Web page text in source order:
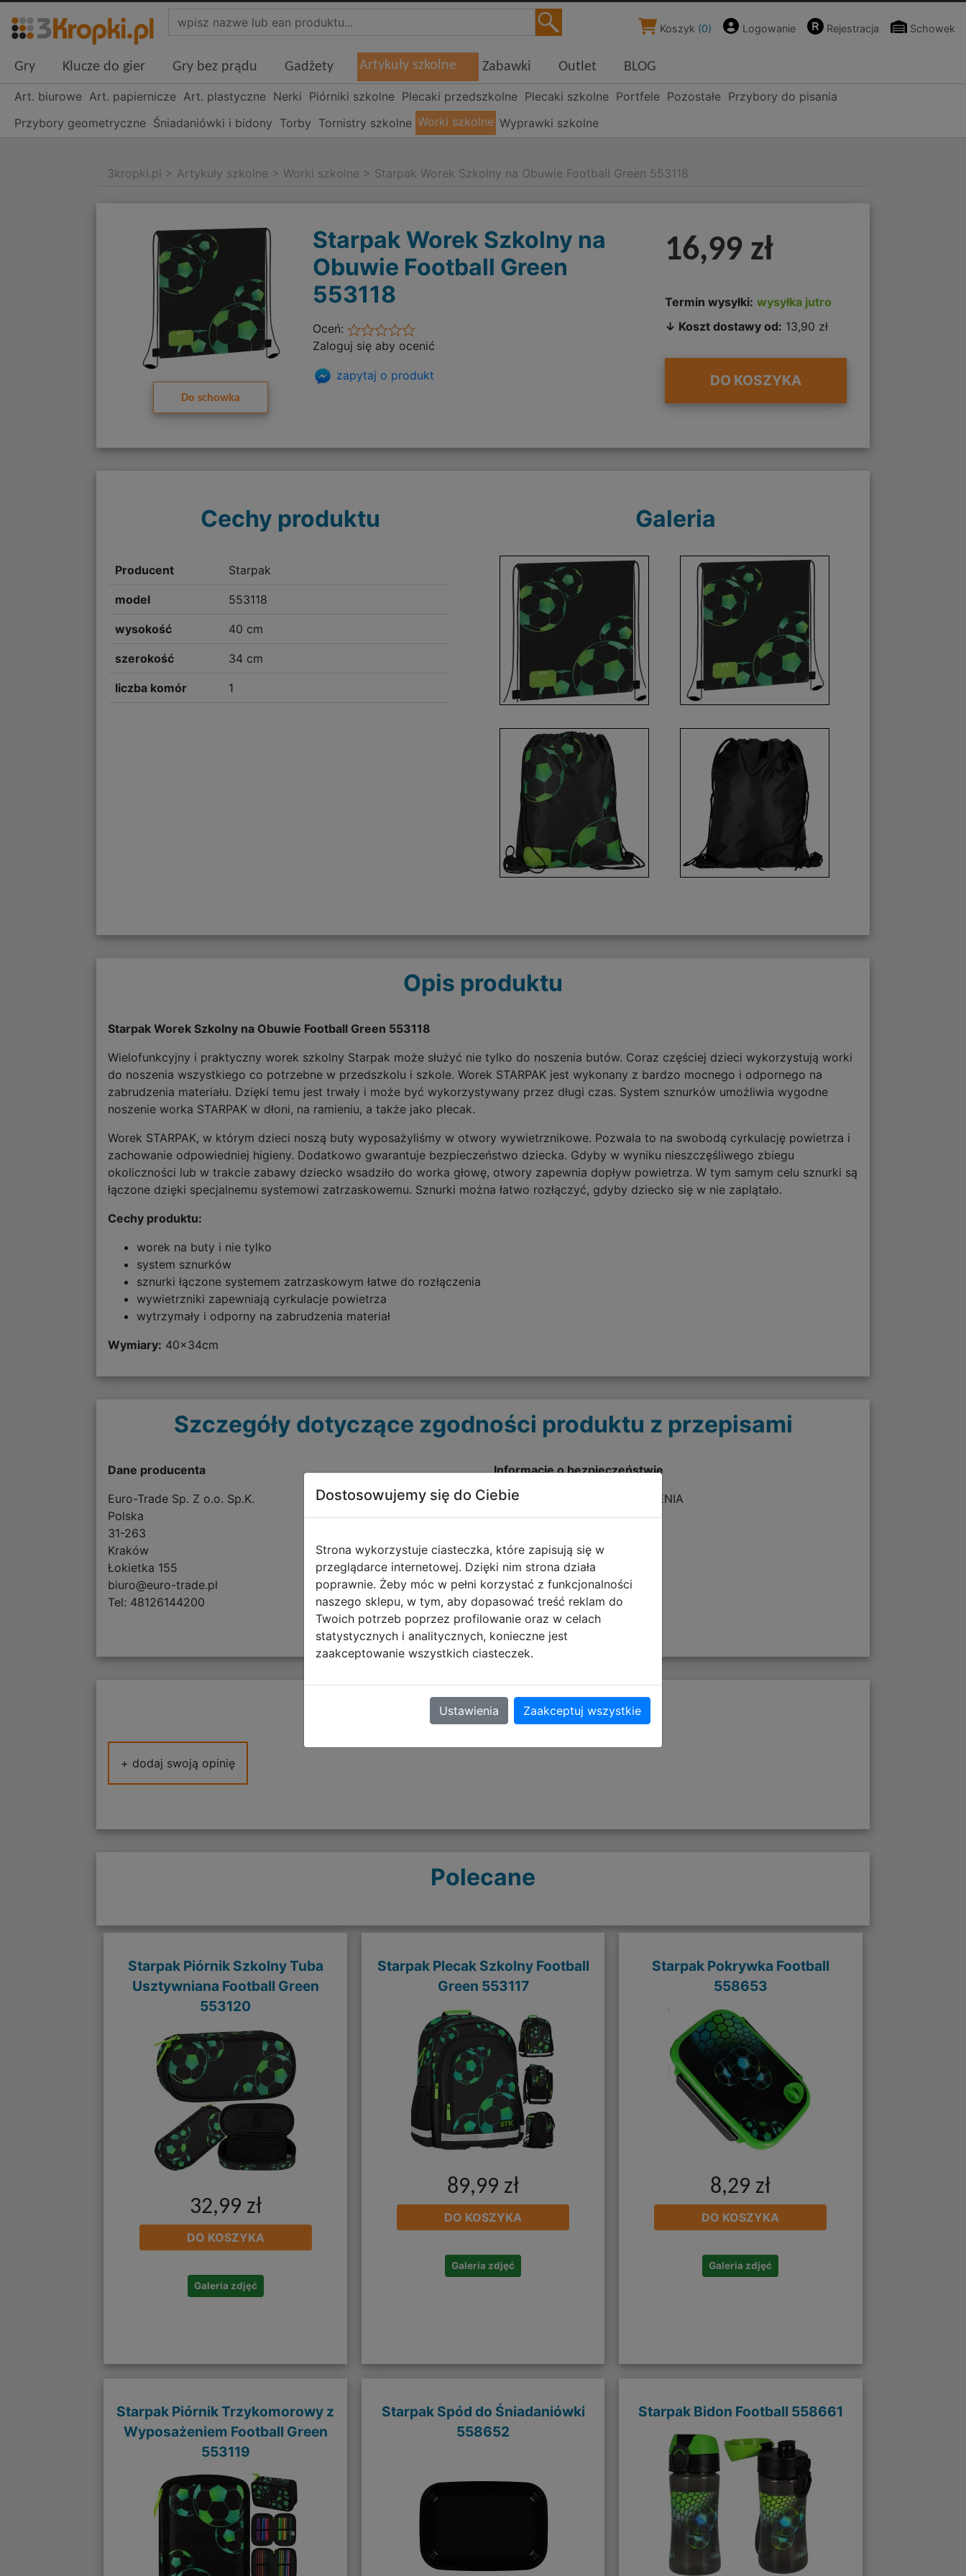
Koszyk (0) Logowanie Rejestracja Schowek
Gry Klucze do gier Gry bez prądu Gadżety Artykuły szkolne Zabawki Outlet BLOG
Art. biurowe Art. papiernicze Art. plastyczne Nerki Piórniki szkolne Plecaki przedszkolne Plecaki szkolne Portfele Pozostałe Przybory do pisania
Przybory geometryczne Śniadaniówki i bidony Torby Tornistry szkolne Worki szkolne Wyprawki szkolne
3kropki.pl > Artykuły szkolne > Worki szkolne > Starpak Worek Szkolny na Obuwie Football Green 553118
Do schowka
Starpak Worek Szkolny na
Obuwie Football Green
553118
Oceń:
Zaloguj się aby ocenić
zapytaj o produkt
16,99 zł
Termin wysyłki: wysyłka jutro
↓ Koszt dostawy od: 13,90 zł
DO KOSZYKA
Cechy produktu
Producent Starpak
model 553118
wysokość 40 cm
szerokość 34 cm
liczba komór 1
Galeria
Opis produktu
Starpak Worek Szkolny na Obuwie Football Green 553118
Wielofunkcyjny i praktyczny worek szkolny Starpak może służyć nie tylko do noszenia butów. Coraz częściej dzieci wykorzystują worki
do noszenia wszystkiego co potrzebne w przedszkolu i szkole. Worek STARPAK jest wykonany z bardzo mocnego i odpornego na
zabrudzenia materiału. Dzięki temu jest trwały i może być wykorzystywany przez długi czas. System sznurków umożliwia wygodne
noszenie worka STARPAK w dłoni, na ramieniu, a także jako plecak.
Worek STARPAK, w którym dzieci noszą buty wyposażyliśmy w otwory wywietrznikowe. Pozwala to na swobodą cyrkulację powietrza i
zachowanie odpowiedniej higieny. Dodatkowo gwarantuje bezpieczeństwo dziecka. Gdyby w wyniku nieszczęśliwego zbiegu
okoliczności lub w trakcie zabawy dziecko wsadziło do worka głowę, otwory zapewnia dopływ powietrza. W tym samym celu sznurki są
łączone dzięki specjalnemu systemowi zatrzaskowemu. Sznurki można łatwo rozłączyć, gdyby dziecko się w nie zaplątało.
Cechy produktu:
worek na buty i nie tylko
system sznurków
sznurki łączone systemem zatrzaskowym łatwe do rozłączenia
wywietrzniki zapewniają cyrkulacje powietrza
wytrzymały i odporny na zabrudzenia materiał
Wymiary: 40x34cm
Szczegóły dotyczące zgodności produktu z przepisami
Dane producenta
Euro-Trade Sp. Z o.o. Sp.K.
Polska
31-263
Kraków
Łokietka 155
biuro@euro-trade.pl
Tel: 48126144200
Informacje o bezpieczeństwie
Artykuły tekstylne - OSTRZEŻENIA
Opinie o produkcie
+ dodaj swoją opinię
Polecane
Starpak Piórnik Szkolny Tuba
Usztywniana Football Green
553120
32,99 zł
DO KOSZYKA
Galeria zdjęć
Starpak Plecak Szkolny Football
Green 553117
89,99 zł
DO KOSZYKA
Galeria zdjęć
Starpak Pokrywka Football
558653
8,29 zł
DO KOSZYKA
Galeria zdjęć
Starpak Piórnik Trzykomorowy z
Wyposażeniem Football Green
553119
Starpak Spód do Śniadaniówki
558652
Starpak Bidon Football 558661
Dostosowujemy się do Ciebie
Strona wykorzystuje ciasteczka, które zapisują się w
przeglądarce internetowej. Dzięki nim strona działa
poprawnie. Żeby móc w pełni korzystać z funkcjonalności
naszego sklepu, w tym, aby dopasować treść reklam do
Twoich potrzeb poprzez profilowanie oraz w celach
statystycznych i analitycznych, konieczne jest
zaakceptowanie wszystkich ciasteczek.
Ustawienia Zaakceptuj wszystkie